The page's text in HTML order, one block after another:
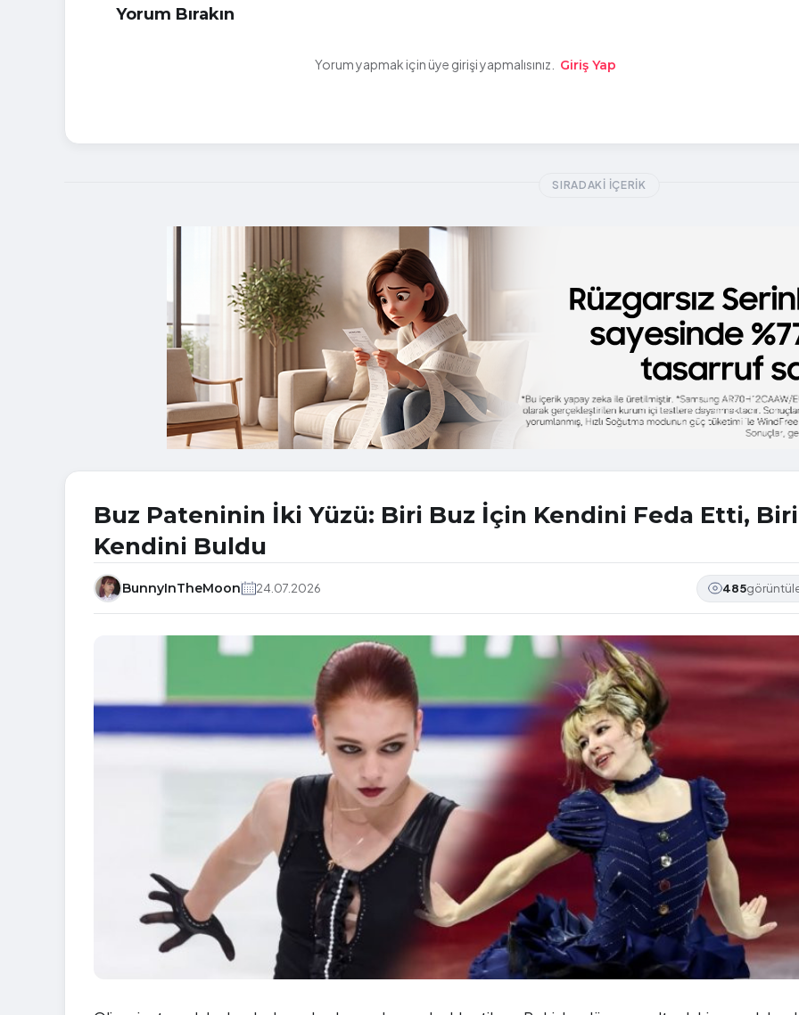
Yorum Bırakın
Yorum yapmak için üye girişi yapmalısınız. Giriş Yap
SIRADAKI İÇERIK
Buz Pateninin İki Yüzü: Biri Buz İçin Kendini Feda Etti, Biri
Kendini Buldu
BunnyInTheMoon 24.07.2026 485